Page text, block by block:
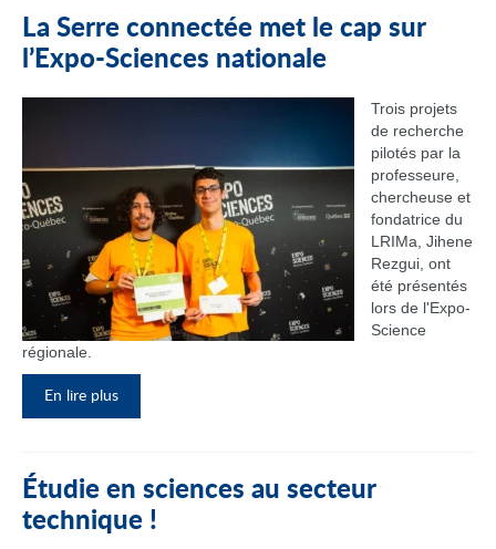
La Serre connectée met le cap sur
l’Expo-Sciences nationale
Trois projets
de recherche
pilotés par la
professeure,
chercheuse et
fondatrice du
LRIMa, Jihene
Rezgui, ont
été présentés
lors de l'Expo-
Science
régionale.
En lire plus
Étudie en sciences au secteur
technique !